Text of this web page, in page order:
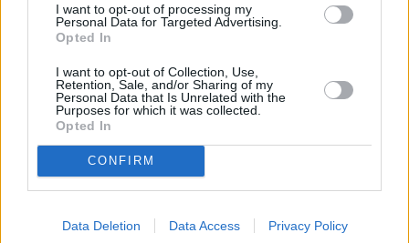
I want to opt-out of processing my
Personal Data for Targeted Advertising.
Opted In
I want to opt-out of Collection, Use,
Retention, Sale, and/or Sharing of my
Personal Data that Is Unrelated with the
Purposes for which it was collected.
Opted In
CONFIRM
Data Deletion Data Access Privacy Policy